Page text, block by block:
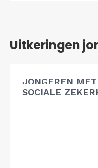
Uitkeringen
JONGEREN
SOCIALE